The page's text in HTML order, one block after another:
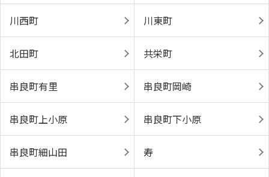
川西町 川東町
北田町 共栄町
串良町有里 串良町岡崎
串良町上小原 串良町下小原
串良町細山田 寿